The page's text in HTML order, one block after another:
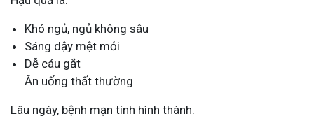
Khó ngủ, ngủ không sâu
Sáng dậy mệt mỏi
Dễ cáu gắt
Ăn uống thất thường
Lâu ngày, bệnh mạn tính hình thành.